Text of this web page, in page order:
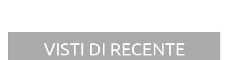
VISTI DI RECENTE